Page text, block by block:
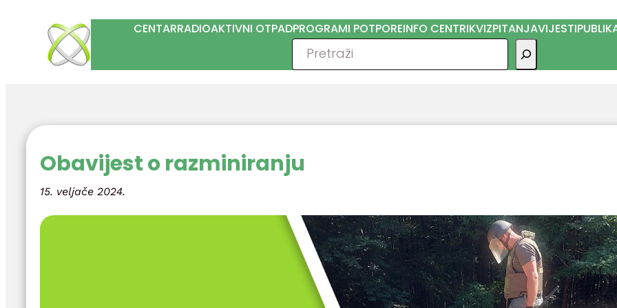
sadržaja
CENTARRADIOAKTIVNI OTPADPROGRAMI POTPOREINFO CENTRIKVIZPITANJAVIJESTI
Pretraga
Obavijest o razminiranju
15. veljače 2024.